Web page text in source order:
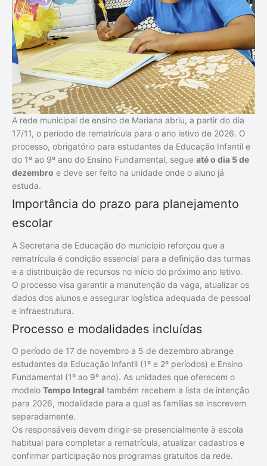
A rede municipal de ensino de Mariana abriu, a partir do dia
17/11, o período de rematrícula para o ano letivo de 2026. O
processo, obrigatório para estudantes da Educação Infantil e
do 1º ao 9º ano do Ensino Fundamental, segue até o dia 5 de
dezembro e deve ser feito na unidade onde o aluno já
estuda.
Importância do prazo para planejamento
escolar
A Secretaria de Educação do município reforçou que a
rematrícula é condição essencial para a definição das turmas
e a distribuição de recursos no início do próximo ano letivo.
O processo visa garantir a manutenção da vaga, atualizar os
dados dos alunos e assegurar logística adequada de pessoal
e infraestrutura.
Processo e modalidades incluídas
O período de 17 de novembro a 5 de dezembro abrange
estudantes da Educação Infantil (1º e 2º períodos) e Ensino
Fundamental (1º ao 9º ano). As unidades que oferecem o
modelo Tempo Integral também recebem a lista de intenção
para 2026, modalidade para a qual as famílias se inscrevem
separadamente.
Os responsáveis devem dirigir-se presencialmente à escola
habitual para completar a rematrícula, atualizar cadastros e
confirmar participação nos programas gratuitos da rede.